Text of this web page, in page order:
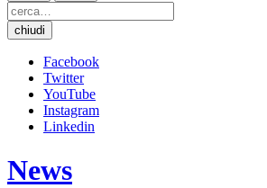
chiudi
Facebook
Twitter
YouTube
Instagram
Linkedin
News